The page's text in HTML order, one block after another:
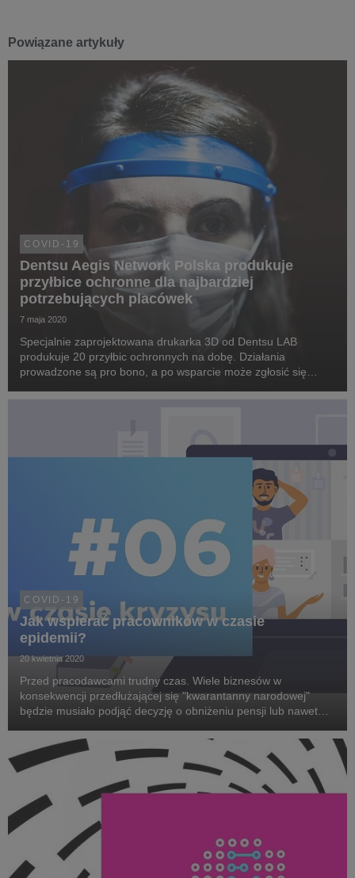
Powiązane artykuły
COVID-19
Dentsu Aegis Network Polska produkuje
przyłbice ochronne dla najbardziej
potrzebujących placówek
7 maja 2020
Specjalnie zaprojektowana drukarka 3D od Dentsu LAB
produkuje 20 przyłbic ochronnych na dobę. Działania
prowadzone są pro bono, a po wsparcie może zgłosić się
COVID-19
Jak wspierać pracowników w czasie
epidemii?
20 kwietnia 2020
Przed pracodawcami trudny czas. Wiele biznesów w
konsekwencji przedłużającej się "kwarantanny narodowej"
będzie musiało podjąć decyzję o obniżeniu pensji lub nawet
wynikające z zarządzania zespołami pracującymi po raz...